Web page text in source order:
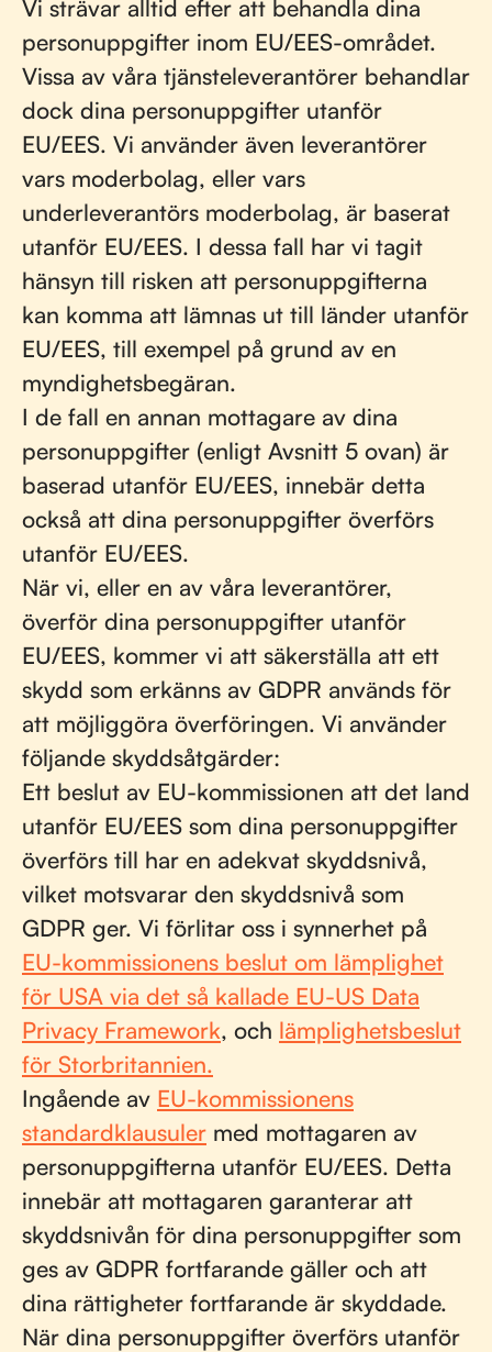
Vi strävar alltid efter att behandla dina
personuppgifter inom EU/EES-området.
Vissa av våra tjänsteleverantörer behandlar
dock dina personuppgifter utanför
EU/EES. Vi använder även leverantörer
vars moderbolag, eller vars
underleverantörs moderbolag, är baserat
utanför EU/EES. I dessa fall har vi tagit
hänsyn till risken att personuppgifterna
kan komma att lämnas ut till länder utanför
EU/EES, till exempel på grund av en
myndighetsbegäran.
I de fall en annan mottagare av dina
personuppgifter (enligt Avsnitt 5 ovan) är
baserad utanför EU/EES, innebär detta
också att dina personuppgifter överförs
utanför EU/EES.
När vi, eller en av våra leverantörer,
överför dina personuppgifter utanför
EU/EES, kommer vi att säkerställa att ett
skydd som erkänns av GDPR används för
att möjliggöra överföringen. Vi använder
följande skyddsåtgärder:
Ett beslut av EU-kommissionen att det land
utanför EU/EES som dina personuppgifter
överförs till har en adekvat skyddsnivå,
vilket motsvarar den skyddsnivå som
GDPR ger. Vi förlitar oss i synnerhet på
EU-kommissionens beslut om lämplighet
för USA via det så kallade EU-US Data
Privacy Framework, och lämplighetsbeslut
för Storbritannien.
Ingående av EU-kommissionens
standardklausuler med mottagaren av
personuppgifterna utanför EU/EES. Detta
innebär att mottagaren garanterar att
skyddsnivån för dina personuppgifter som
ges av GDPR fortfarande gäller och att
dina rättigheter fortfarande är skyddade.
När dina personuppgifter överförs utanför